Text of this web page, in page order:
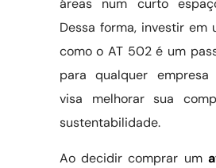
áreas num curto
Dessa forma, investir em
como o AT 502 é um
para qualquer
visa melhorar sua
sustentabilidade.
Ao decidir comprar um